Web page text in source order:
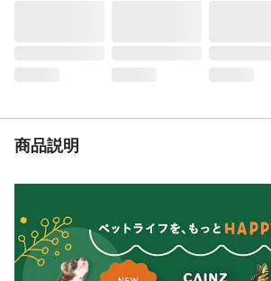
ン酸Na、甘味料(アセ
粗たんぱく質0%以上
繊維0%以下、粗灰分
下
代謝エネルギー
100ml/約10Kcal
商品説明